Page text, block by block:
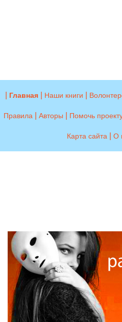
Главная| Наши книги
Правила Авторы Помочь
Карта сайта О